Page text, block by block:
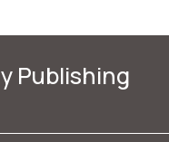
Publishing